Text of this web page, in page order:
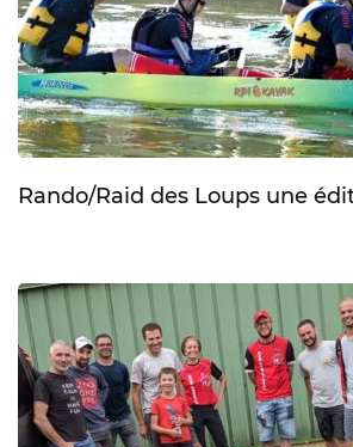
Rando/Raid des Loups une